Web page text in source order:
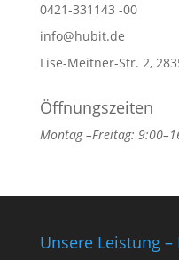
0421-331143 -00
info@hubit.de
Lise-Meitner-Str. 2,
Öffnungszeiten
Montag –Freitag:
Unsere Leistung